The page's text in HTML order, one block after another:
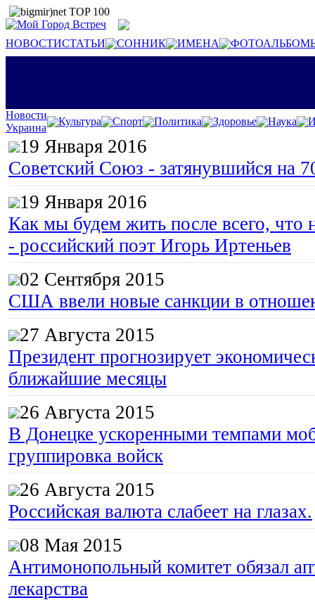
НОВОСТИСТАТЬИ СОННИК ИМЕНА
Новости
Украина
Культура Спорт Политика Здоровье Наука
19 Января 2016
Советский Союз - затянувшийся на
19 Января 2016
Как мы будем жить после всего, что
- российский поэт Игорь Иртеньев
02 Сентября 2015
США ввели новые санкции в
27 Августа 2015
Президент прогнозирует
ближайшие месяцы
26 Августа 2015
В Донецке ускоренными темпами
группировка войск
26 Августа 2015
Российская валюта слабеет на глазах.
08 Мая 2015
Антимонопольный комитет обязал
лекарства